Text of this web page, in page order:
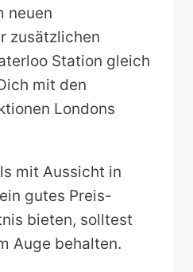
neuen
zusätzlichen
Station gleich
mit den
Londons
mit Aussicht in
gutes Preis-
bieten, solltest
Auge behalten.